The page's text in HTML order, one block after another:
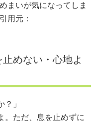
まいが気になってしま
用元：
めない・心地よ
」
。ただ、息を止めずに